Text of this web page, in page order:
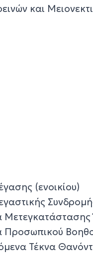
και
(ενοικίου)
Τέκνα